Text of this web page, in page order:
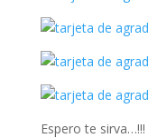
Espero te sirva…!!!